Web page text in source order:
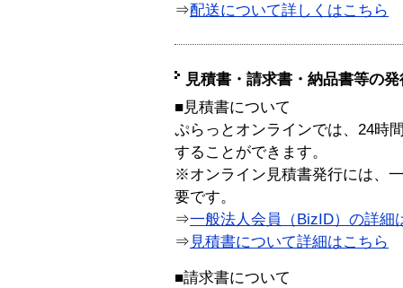
⇒配送について詳しくはこちら
見積書・請求書・納品書等の
■見積書について
ぷらっとオンラインでは、24時
することができます。
※オンライン見積書発行には、
要です。
⇒一般法人会員（BizID）の詳細
⇒ 見積書について詳細はこちら
■請求書について